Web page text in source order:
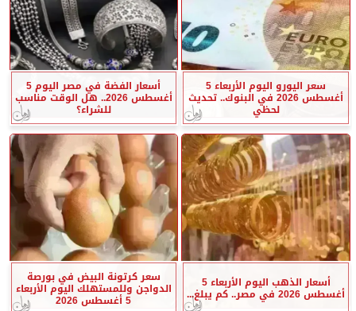
سعر اليورو اليوم الأربعاء 5
أغسطس 2026 في البنوك.. تحديث
لحظي
أسعار الفضة في مصر اليوم 5
أغسطس 2026.. هل الوقت مناسب
للشراء؟
أسعار الذهب اليوم الأربعاء 5
أغسطس 2026 في مصر.. كم يبلغ...
سعر كرتونة البيض في بورصة
الدواجن وللمستهلك اليوم الأربعاء
5 أغسطس 2026